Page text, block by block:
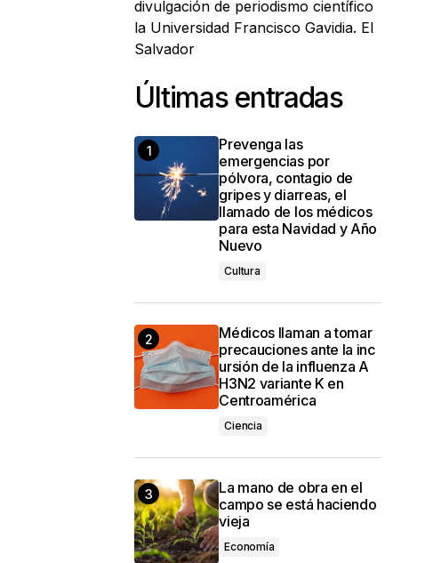
divulgación de periodismo científico
la Universidad Francisco Gavidia. El
Salvador
Últimas entradas
Prevenga las
emergencias por
pólvora, contagio de
gripes y diarreas, el
llamado de los médicos
para esta Navidad y Año
Nuevo
Cultura
Médicos llaman a tomar
precauciones ante la inc
ursión de la influenza A
H3N2 variante K en
Centroamérica
Ciencia
La mano de obra en el
campo se está haciendo
vieja
Economía